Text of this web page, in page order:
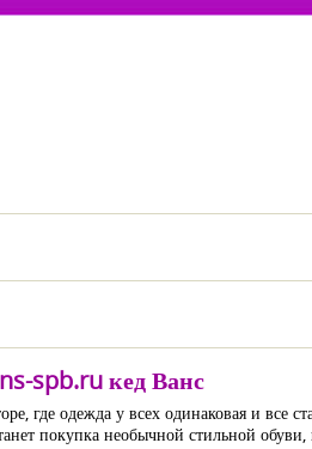
spb.ru кед Ванс
где одежда у всех одинаковая и все
покупка необычной стильной обуви,